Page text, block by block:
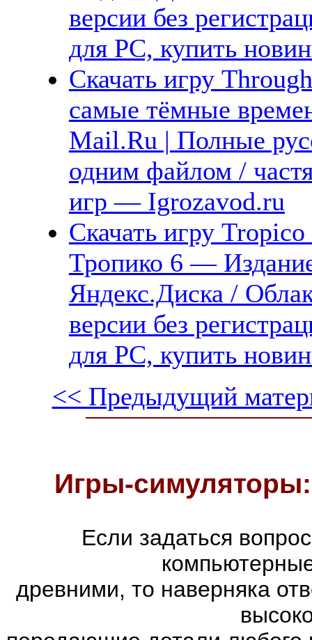
версии без
для PC, купить
Скачать игру
самые тёмные
Mail.Ru | Полные
одним файлом /
игр — Igrozavod.ru
Скачать игру
Тропико 6 —
Яндекс.Диска /
версии без
для PC, купить
<< Предыдущий
Игры-
Если задаться
древними, то наверняка